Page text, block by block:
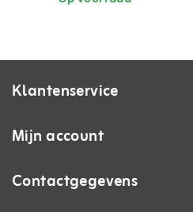
Klantenservice
Mijn account
Contactgegevens